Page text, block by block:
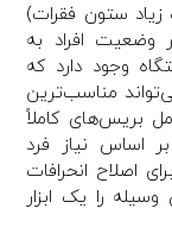
زیاد ستون فقرات)
وضعیت افراد به
وجود دارد که
مناسب‌ترین
بریس‌های کاملاً
اساس نیاز فرد
اصلاح انحرافات
را یک ابزار